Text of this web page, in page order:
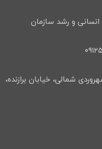
و رشد سازمان
شمالی، خیابان برازنده،